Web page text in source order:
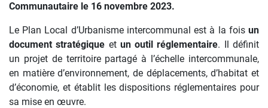
urbanisme@cco23.fr
Communautaire le 16 novembre 2023.
Le Plan Local d’Urbanisme intercommunal est à la fois un
document stratégique et un outil réglementaire. Il définit
un projet de territoire partagé à l’échelle intercommunale,
en matière d’environnement, de déplacements, d’habitat et
d’économie, et établit les dispositions réglementaires pour
sa mise en œuvre.